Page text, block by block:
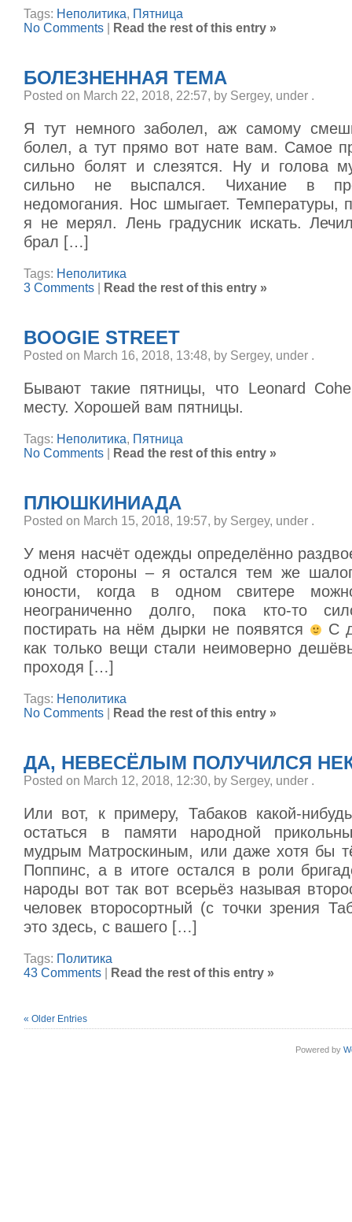
Tags: Неполитика, Пятница
No Comments
Read the rest of this entry »
БОЛЕЗНЕННАЯ ТЕМА
Posted on March 22, 2018, 22:57, by Sergey, under .
Я тут немного заболел, аж самому
болел, а тут прямо вот нате вам. Самое
сильно болят и слезятся. Ну и голова
сильно не выспался. Чихание в
недомогания. Нос шмыгает. Температуры,
я не мерял. Лень градусник искать.
брал […]
Tags: Неполитика
3 Comments
Read the rest of this entry »
BOOGIE STREET
Posted on March 16, 2018, 13:48, by Sergey, under .
Бывают такие пятницы, что Leonard
месту. Хорошей вам пятницы.
Tags: Неполитика, Пятница
No Comments
Read the rest of this entry »
ПЛЮШКИНИАДА
Posted on March 15, 2018, 19:57, by Sergey, under .
У меня насчёт одежды определённо
одной стороны – я остался тем же
юности, когда в одном свитере
неограниченно долго, пока кто-то
постирать на нём дырки не появятся
С
как только вещи стали неимоверно
проходя […]
Tags: Неполитика
No Comments
Read the rest of this entry »
ДА, НЕВЕСЁЛЫМ ПОЛУЧИЛСЯ
Posted on March 12, 2018, 12:30, by Sergey, under .
Или вот, к примеру, Табаков какой-
остаться в памяти народной
мудрым Матроскиным, или даже хотя бы
Поппинс, а в итоге остался в роли
народы вот так вот всерьёз называя
человек второсортный (с точки зрения
это здесь, с вашего […]
Tags: Политика
43 Comments
Read the rest of this entry »
« Older Entries
Powered by